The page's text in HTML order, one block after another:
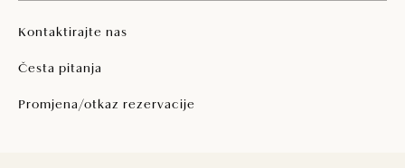
Kontaktirajte nas
Česta pitanja
Promjena/otkaz rezervacije